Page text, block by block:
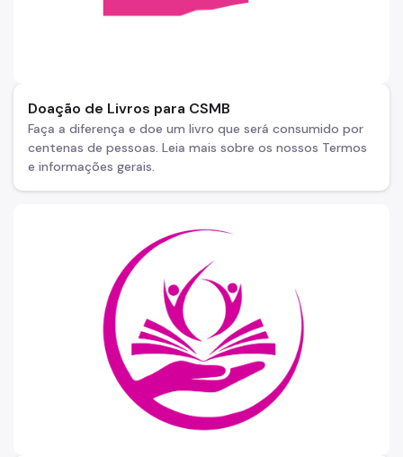
Doação de Livros para CSMB
Faça a diferença e doe um livro que será consumido por
centenas de pessoas. Leia mais sobre os nossos Termos
e informações gerais.